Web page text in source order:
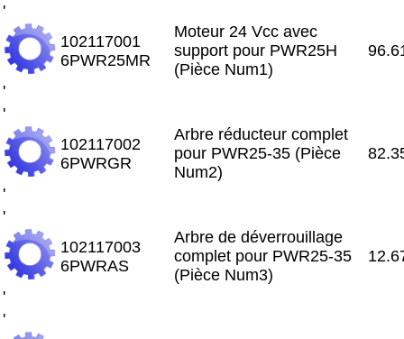
'
'
102117001
6PWR25MR
Moteur 24 Vcc avec
support pour PWR25H
(Pièce Num1)
'
'
102117002
6PWRGR
Arbre réducteur complet
pour PWR25-35 (Pièce
Num2)
'
'
102117003
6PWRAS
Arbre de déverrouillage
complet pour PWR25-35
(Pièce Num3)
'